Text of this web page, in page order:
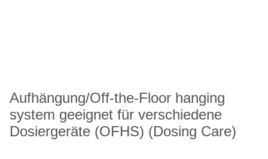
Aufhängung/Off-the-Floor hanging
system geeignet für verschiedene
Dosiergeräte (OFHS) (Dosing Care)